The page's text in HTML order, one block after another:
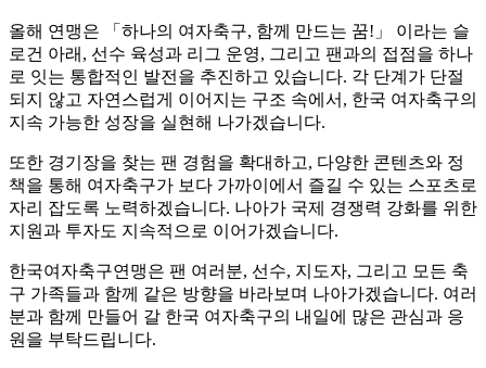
올해 연맹은 「하나의 여자축구, 함께 만드는 꿈!」 이라는 슬
로건 아래, 선수 육성과 리그 운영, 그리고 팬과의 접점을 하나
로 잇는 통합적인 발전을 추진하고 있습니다. 각 단계가 단절
되지 않고 자연스럽게 이어지는 구조 속에서, 한국 여자축구의
지속 가능한 성장을 실현해 나가겠습니다.
또한 경기장을 찾는 팬 경험을 확대하고, 다양한 콘텐츠와 정
책을 통해 여자축구가 보다 가까이에서 즐길 수 있는 스포츠로
자리 잡도록 노력하겠습니다. 나아가 국제 경쟁력 강화를 위한
지원과 투자도 지속적으로 이어가겠습니다.
한국여자축구연맹은 팬 여러분, 선수, 지도자, 그리고 모든 축
구 가족들과 함께 같은 방향을 바라보며 나아가겠습니다. 여러
분과 함께 만들어 갈 한국 여자축구의 내일에 많은 관심과 응
원을 부탁드립니다.